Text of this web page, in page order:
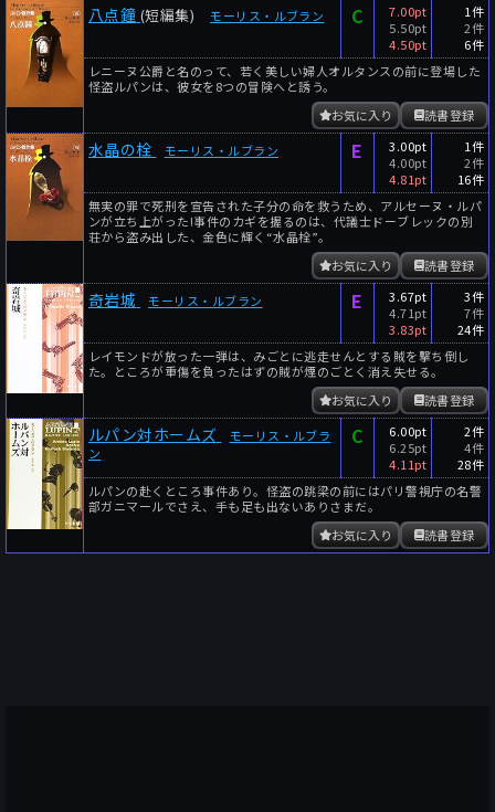
八点鐘 (短編集) モーリス・ルブラン C
7.00pt
5.50pt
4.50pt
1件
2件
6件
レニーヌ公爵と名のって、若く美しい婦人オルタンスの前に登場した
怪盗ルパンは、彼女を8つの冒険へと誘う。
読書登録
お気に入り
水晶の栓 モーリス・ルブラン E
3.00pt
4.00pt
4.81pt
1件
2件
16件
無実の罪で死刑を宣告された子分の命を救うため、アルセーヌ・ルパ
ンが立ち上がった!事件のカギを握るのは、代議士ドーブレックの別
荘から盗み出した、金色に輝く“水晶栓”。
読書登録
お気に入り
奇岩城 モーリス・ルブラン E
3.67pt
4.71pt
3.83pt
3件
7件
24件
レイモンドが放った一弾は、みごとに逃走せんとする賊を撃ち倒し
た。ところが重傷を負ったはずの賊が煙のごとく消え失せる。
読書登録
お気に入り
ルパン対ホームズ
モーリス・ルブラ
ン
C
6.00pt
6.25pt
4.11pt
2件
4件
28件
ルパンの赴くところ事件あり。怪盗の跳梁の前にはパリ警視庁の名警
部ガニマールでさえ、手も足も出ないありさまだ。
読書登録
お気に入り